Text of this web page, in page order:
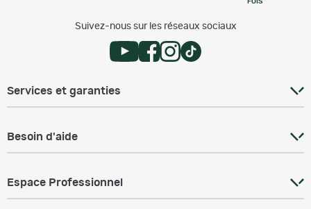
Suivez-nous sur les réseaux sociaux
Services et garanties
Besoin d'aide
Espace Professionnel